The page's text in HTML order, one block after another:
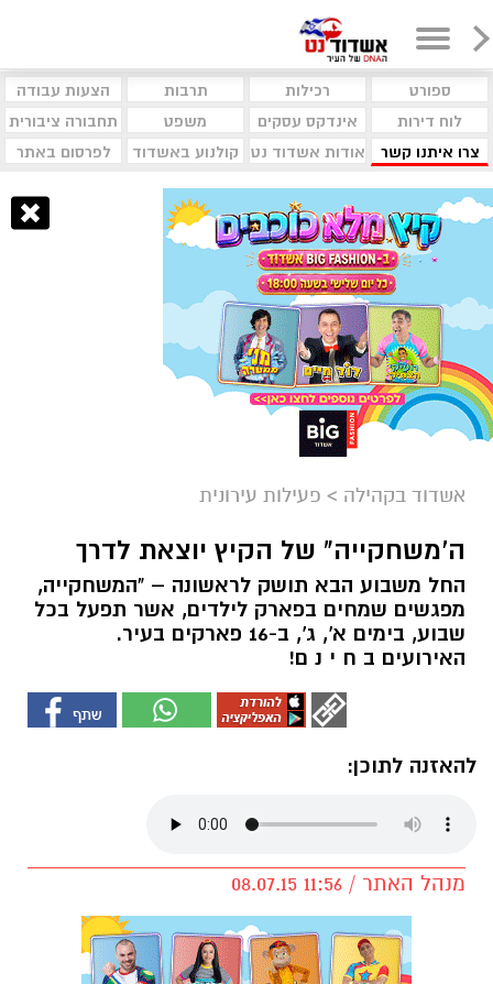
ספורט רכילות תרבות
הצעות עבודה
לוח דירות
אינדקס עסקים משפט
תחבורה ציבורית
צרו איתנו קשר
אודות אשדוד נט קולנוע באשדוד לפרסום באתר
אשדוד בקהילה > פעילות עירונית
ה'משחקייה" של הקיץ יוצאת לדרך
החל משבוע הבא תושק לראשונה – "המשחקייה,
מפגשים שמחים בפארק לילדים, אשר תפעל בכל
שבוע, בימים א', ג', ב-16 פארקים בעיר.
האירועים ב ח י נ ם!
להאזנה לתוכן:
מנהל האתר / 11:56 08.07.15